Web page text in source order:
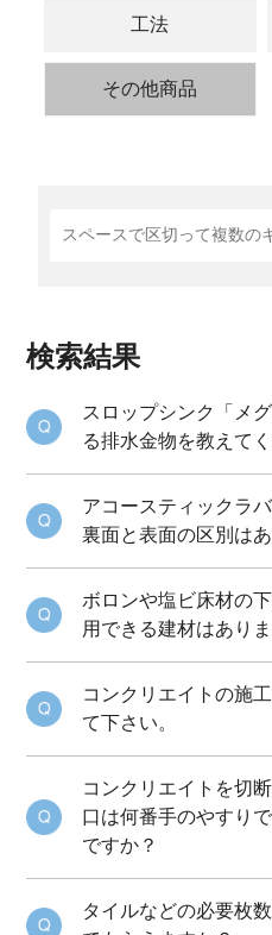
工法
その他商品
検索結果
スロップシンク「メ
る排水金物を教えてく
アコースティックラ
裏面と表面の区別は
ボロンや塩ビ床材の
用できる建材はあり
コンクリエイトの施
て下さい。
コンクリエイトを切
口は何番手のやすり
ですか？
タイルなどの必要枚